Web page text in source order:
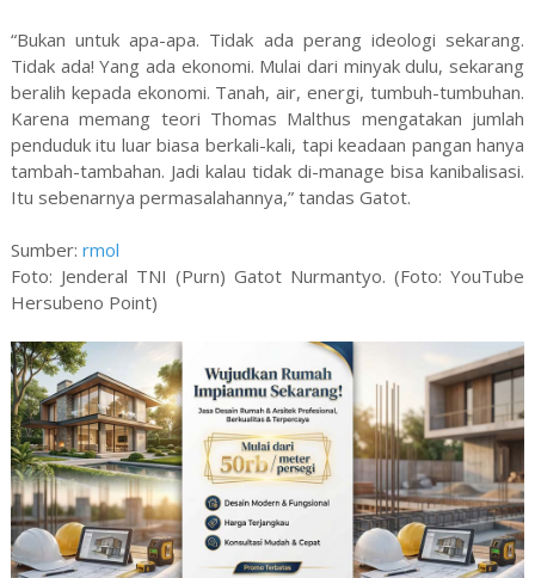
“Bukan untuk apa-apa. Tidak ada perang ideologi sekarang.
Tidak ada! Yang ada ekonomi. Mulai dari minyak dulu, sekarang
beralih kepada ekonomi. Tanah, air, energi, tumbuh-tumbuhan.
Karena memang teori Thomas Malthus mengatakan jumlah
penduduk itu luar biasa berkali-kali, tapi keadaan pangan hanya
tambah-tambahan. Jadi kalau tidak di-manage bisa kanibalisasi.
Itu sebenarnya permasalahannya,” tandas Gatot.
Sumber: rmol
Foto: Jenderal TNI (Purn) Gatot Nurmantyo. (Foto: YouTube
Hersubeno Point)